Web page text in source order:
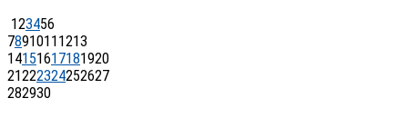
123456
7891011 1213
14151617181920
21222324252627
282930